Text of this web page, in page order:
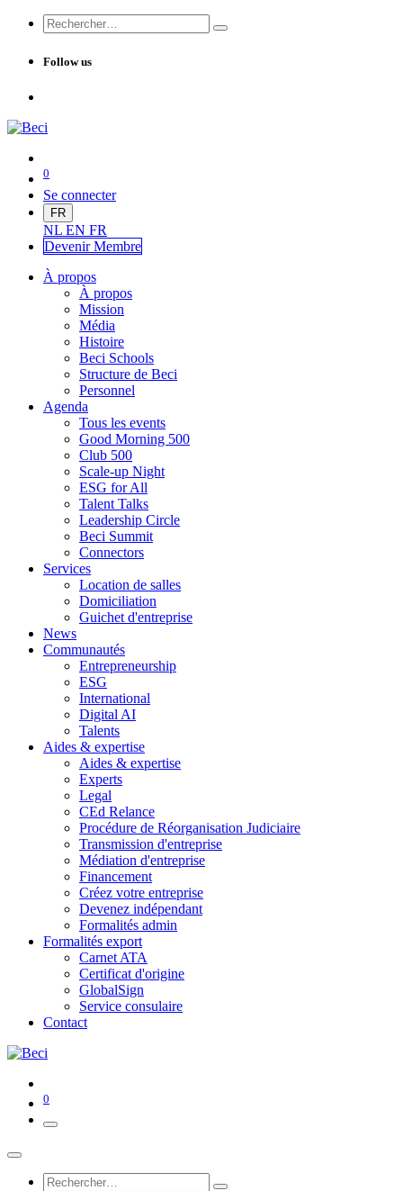
Follow us
0
Se connecter
FR
NL EN FR
Devenir Membre
À propos
À propos
Mission
Média
Histoire
Beci Schools
Structure de Beci
Personnel
Agenda
Tous les events
Good Morning 500
Club 500
Scale-up Night
ESG for All
Talent Talks
Leadership Circle
Beci Summit
Connectors
Services
Location de salles
Domiciliation
Guichet d'entreprise
News
Communautés
Entrepreneurship
ESG
International
Digital AI
Talents
Aides & expertise
Aides & expertise
Experts
Legal
CEd Relance
Procédure de Réorganisation Judiciaire
Transmission d'entreprise
Médiation d'entreprise
Financement
Créez votre entreprise
Devenez indépendant
Formalités admin
Formalités export
Carnet ATA
Certificat d'origine
GlobalSign
Service consulaire
Contact
0